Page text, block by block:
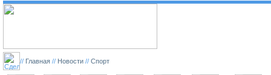
// Главная // Новости // Спорт